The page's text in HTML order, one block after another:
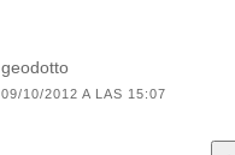
geodotto
09/10/2012 A LAS 15:07